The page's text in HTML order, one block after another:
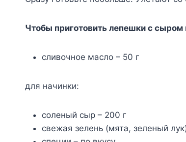
Чтобы приготовить лепешки с сыром
сливочное масло – 50 г
для начинки:
соленый сыр – 200 г
свежая зелень (мята, зеленый